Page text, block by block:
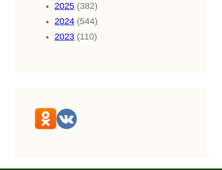
2025 (382)
2024 (544)
2023 (110)